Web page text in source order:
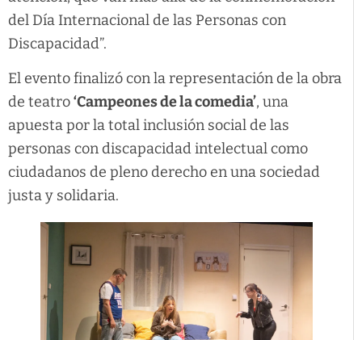
del Día Internacional de las Personas con
Discapacidad”.
El evento finalizó con la representación de la obra
de teatro‘Campeones de la comedia’, una
apuesta por la total inclusión social de las
personas con discapacidad intelectual como
ciudadanos de pleno derecho en una sociedad
justa y solidaria.